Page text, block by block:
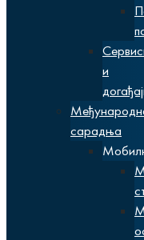
и
сарадња